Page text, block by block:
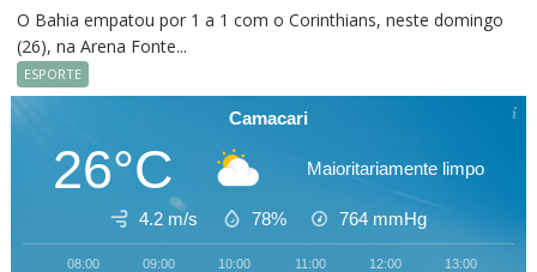
O Bahia empatou por 1 a 1 com o Corinthians, neste domingo
(26), na Arena Fonte...
ESPORTE
Camacari
26°C Maioritariamente limpo
4.2 m/s 78% 764 mmHg
08:00 09:00 10:00 11:00 12:00 13:00